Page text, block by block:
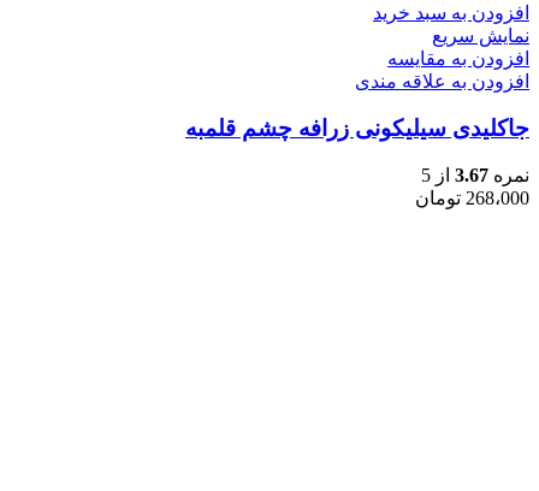
افزودن به سبد خرید
نمایش سریع
افزودن به مقایسه
افزودن به علاقه مندی
جاکلیدی سیلیکونی زرافه چشم قلمبه
نمره 3.67 از 5
268،000 تومان